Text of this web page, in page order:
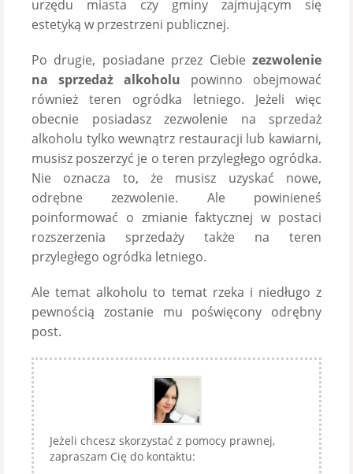
urzędu miasta czy gminy zajmującym się
estetyką w przestrzeni publicznej.
Po drugie, posiadane przez Ciebie zezwolenie
na sprzedaż alkoholu powinno obejmować
również teren ogródka letniego. Jeżeli więc
obecnie posiadasz zezwolenie na sprzedaż
alkoholu tylko wewnątrz restauracji lub kawiarni,
musisz poszerzyć je o teren przyległego ogródka.
Nie oznacza to, że musisz uzyskać nowe,
odrębne zezwolenie. Ale powinieneś
poinformować o zmianie faktycznej w postaci
rozszerzenia sprzedaży także na teren
przyległego ogródka letniego.
Ale temat alkoholu to temat rzeka i niedługo z
pewnością zostanie mu poświęcony odrębny
post.
Jeżeli chcesz skorzystać z pomocy prawnej,
zapraszam Cię do kontaktu: